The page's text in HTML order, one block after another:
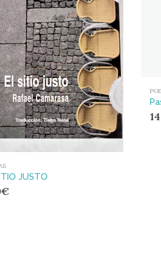
JUSTO
€